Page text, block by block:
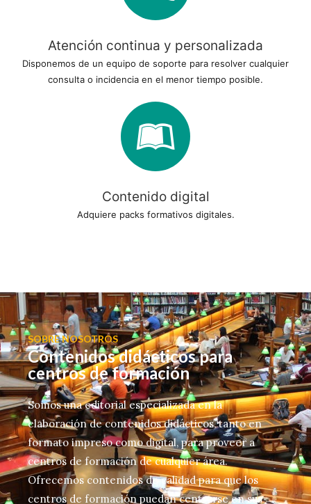
Atención continua y personalizada
Disponemos de un equipo de soporte para resolver cualquier
consulta o incidencia en el menor tiempo posible.
Contenido digital
Adquiere packs formativos digitales.
SOBRE NOSOTROS
Contenidos didácticos para
centros de formación
Somos una editorial especializada en la
elaboración de contenidos didácticos, tanto en
formato impreso como digital, para proveer a
centros de formación de cualquier área.
Ofrecemos contenidos de calidad para que los
centros de formación puedan centrarse en sus